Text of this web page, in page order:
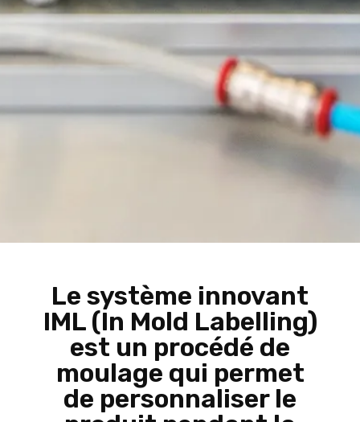
Le système innovant
IML (In Mold Labelling)
est un procédé de
moulage qui permet
de personnaliser le